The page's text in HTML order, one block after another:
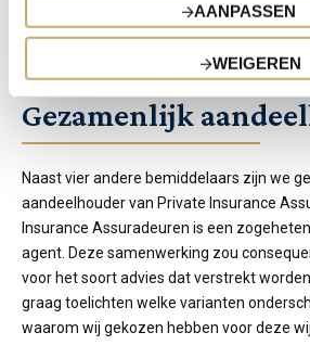
AANPASSEN
WEIGEREN
Gezamenlijk
Naast vier andere bemiddelaars zijn we
aandeelhouder van Private Insurance
Insurance Assuradeuren is een
agent. Deze samenwerking zou
voor het soort advies dat verstrekt
graag toelichten welke varianten
waarom wij gekozen hebben voor deze